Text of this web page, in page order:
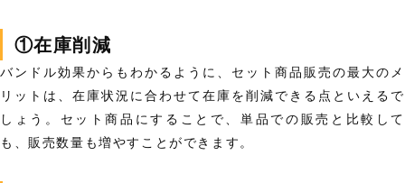
①在庫削減
バンドル効果からもわかるように、セット商品販売の最大のメ
リットは、在庫状況に合わせて在庫を削減できる 点といえるで
しょう。セット商品にすることで、単品での販売と比較して
も、販売数量も増やす ことができます。